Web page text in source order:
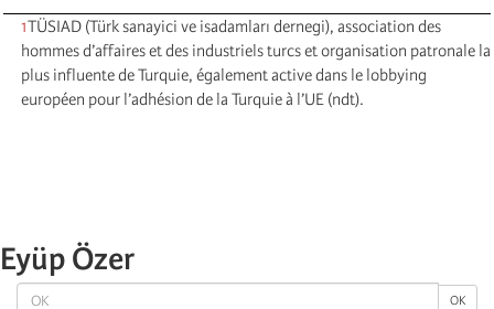
OK OK
1TÜSIAD (Türk sanayici ve isadamları dernegi), association des
hommes d’affaires et des industriels turcs et organisation patronale la
plus influente de Turquie, également active dans le lobbying
européen pour l’adhésion de la Turquie à l’UE (ndt).
Eyüp Özer